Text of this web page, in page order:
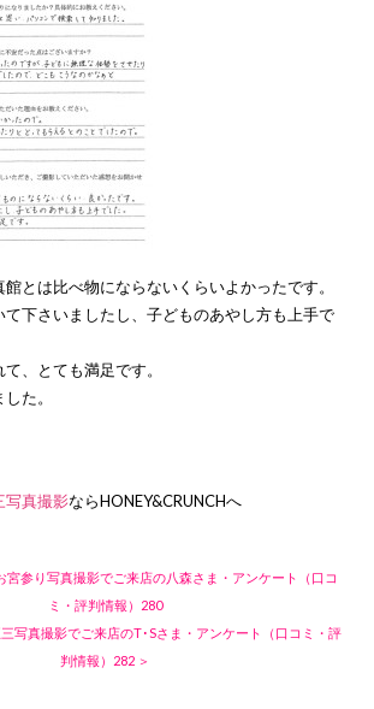
とは比べ物にならないくらいよかったです。
て下さいましたし、子どものあやし方も上手で
、とても満足です。
た。
写真撮影ならHONEY&CRUNCHへ
宮参り写真撮影でご来店の八森さま・アンケート（口コ
ミ・評判情報）280
写真撮影でご来店のT･Sさま・アンケート（口コミ・評
判情報）282 ＞